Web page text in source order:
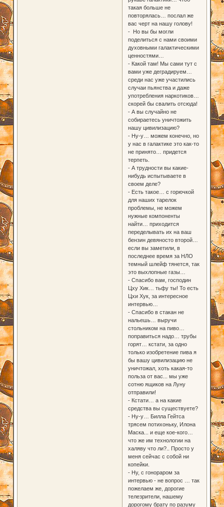
такая больше не
повторялась… послал же
вас черт на нашу голову!
- Но вы бы могли
поделиться с нами своими
духовными галактическими
ценностями…
- Какой там! Мы сами тут с
вами уже деградируем…
среди нас уже участились
случаи пьянства и даже
употребления наркотиков…
скорей бы свалить отсюда!
- А вы случайно не
собираетесь уничтожить
нашу цивилизацию?
- Ну-у… можем конечно, но
у нас в галактике это как-то
не принято… придется
терпеть.
- А трудности вы какие-
нибудь испытываете в
своем деле?
- Есть такое… с горючкой
для наших тарелок
проблемы, не можем
нужные компоненты
найти… приходится
переделывать их на ваш
бензин девяносто второй…
если вы заметили, в
последнее время за НЛО
темный шлейф тянется, так
это выхлопные газы…
- Спасибо вам, господин
Цху Хик… тьфу ты! То есть
Цхи Хук, за интересное
интервью…
- Спасибо в стакан не
нальешь… выручи
стольником на пиво…
поправиться надо… трубы
горят… кстати, за одно
только изобретение пива я
бы вашу цивилизацию не
уничтожал, хоть какая-то
польза от вас... мы уже
сотню ящиков на Луну
отправили!
- Кстати… а на какие
средства вы существуете?
- Ну-у… Билла Гейтса
трясем потихоньку, Илона
Маска... и еще кое-кого…
что же им технологии на
халяву что ли?.. Просто у
меня сейчас с собой ни
копейки.
- Ну, с гонораром за
интервью - не вопрос … так
пожелаем же, дорогие
телезрители, нашему
дорогому брату по разуму